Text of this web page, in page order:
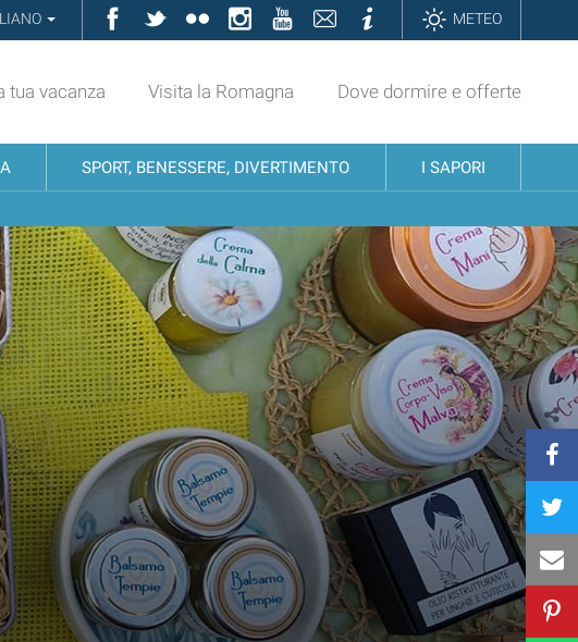
Facebook
TwitterFlickrInstagramYouTubeContattiInformazioniMETEO
tua vacanza Visita la Romagna Dove dormire e offerte
SPORT, BENESSERE, DIVERTIMENTO I SAPORI